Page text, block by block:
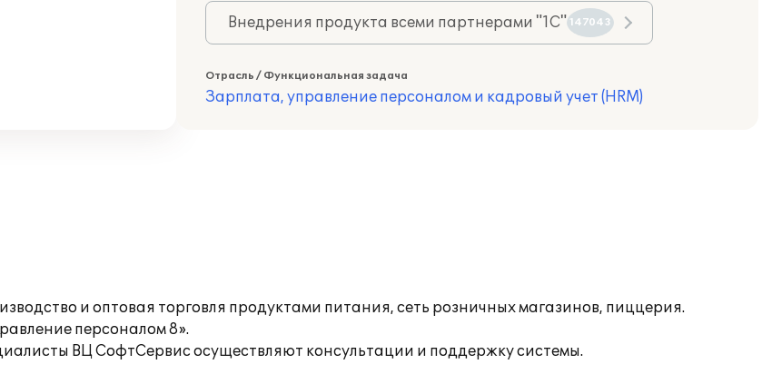
Внедрения продукта всеми партнерами "1С" 147043
Отрасль / Функциональная задача
Зарплата, управление персоналом и кадровый учет (HRM)
и оптовая торговля продуктами питания, сеть розничных магазинов, пиццерия.
персоналом 8».
ВЦ СофтСервис осуществляют консультации и поддержку системы.